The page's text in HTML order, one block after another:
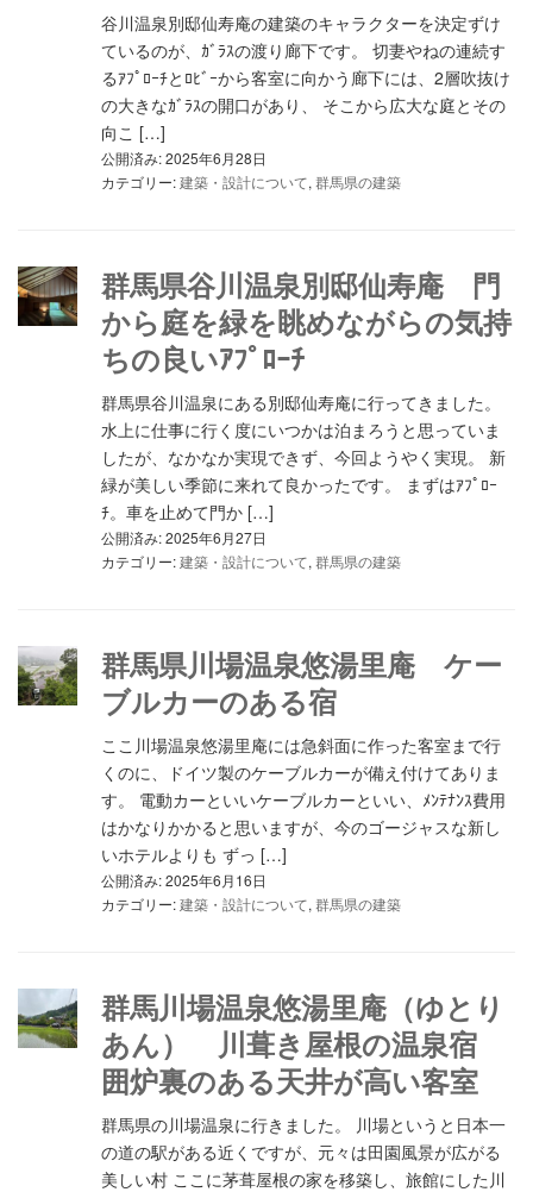
谷川温泉別邸仙寿庵の建築のキャラクターを決定ずけ
ているのが、ｶﾞﾗｽの渡り廊下です。 切妻やねの連続す
るｱﾌﾟﾛｰﾁとﾛﾋﾞｰから客室に向かう廊下には、2層吹抜け
の大きなｶﾞﾗｽの開口があり、 そこから広大な庭とその
向こ […]
公開済み: 2025年6月28日
カテゴリー:建築・設計について, 群馬県の建築
群馬県谷川温泉別邸仙寿庵 門
から庭を緑を眺めながらの気持
ちの良いｱﾌﾟﾛｰﾁ
群馬県谷川温泉にある別邸仙寿庵に行ってきました。
水上に仕事に行く度にいつかは泊まろうと思っていま
したが、なかなか実現できず、今回ようやく実現。 新
緑が美しい季節に来れて良かったです。 まずはｱﾌﾟﾛｰ
ﾁ。車を止めて門か […]
公開済み: 2025年6月27日
カテゴリー:建築・設計について, 群馬県の建築
群馬県川場温泉悠湯里庵 ケー
ブルカーのある宿
ここ川場温泉悠湯里庵には急斜面に作った客室まで行
くのに、ドイツ製のケーブルカーが備え付けてありま
す。 電動カーといいケーブルカーといい、ﾒﾝﾃﾅﾝｽ費用
はかなりかかると思いますが、今のゴージャスな新し
いホテルよりも ずっ […]
公開済み: 2025年6月16日
カテゴリー:建築・設計について, 群馬県の建築
群馬川場温泉悠湯里庵（ゆとり
あん） 川葺き屋根の温泉宿
囲炉裏のある天井が高い客室
群馬県の川場温泉に行きました。 川場というと日本一
の道の駅がある近くですが、元々は田園風景が広がる
美しい村 ここに茅葺屋根の家を移築し、旅館にした川